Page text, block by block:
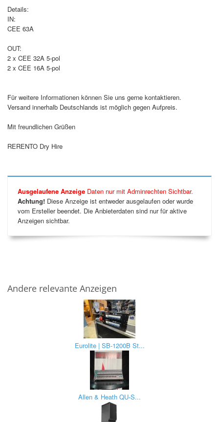
Details:
IN:
CEE 63A
OUT:
2 x CEE 32A 5-pol
2 x CEE 16A 5-pol
Für weitere Informationen können Sie uns gerne kontaktieren.
Versand innerhalb Deutschlands ist möglich gegen Aufpreis.
Mit freundlichen Grüßen
RERENTO Dry Hire
Ausgelaufene Anzeige Daten nur mit Adminrechten Sichtbar.
Achtung! Diese Anzeige ist entweder ausgelaufen oder wurde
vom Ersteller beendet. Die Anbieterdaten sind nur für aktive
Anzeigen sichtbar.
Andere relevante Anzeigen
Eurolite | SB-1200B St...
Allen & Heath QU-S...